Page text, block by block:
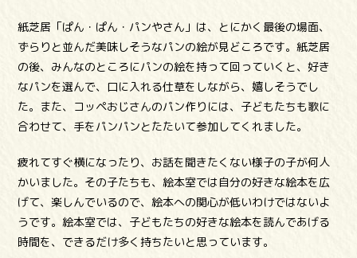
紙芝居「ぱん・ぱん・パンやさん」は、とにかく最後の場面、
ずらりと並んだ美味しそうなパンの絵が見どころです。紙芝居
の後、みんなのところにパンの絵を持って回っていくと、好き
なパンを選んで、口に入れる仕草をしながら、嬉しそうでし
た。また、コッペおじさんのパン作りには、子どもたちも歌に
合わせて、手をパンパンとたたいて参加してくれました。
疲れてすぐ横になったり、お話を聞きたくない様子の子が何人
かいました。その子たちも、絵本室では自分の好きな絵本を広
げて、楽しんでいるので、絵本への関心が低いわけではないよ
うです。絵本室では、子どもたちの好きな絵本を読んであげる
時間を、できるだけ多く持ちたいと思っています。